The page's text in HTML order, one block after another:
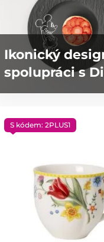
Ikonický
spolupráci s
S kódem: 2PLUS1